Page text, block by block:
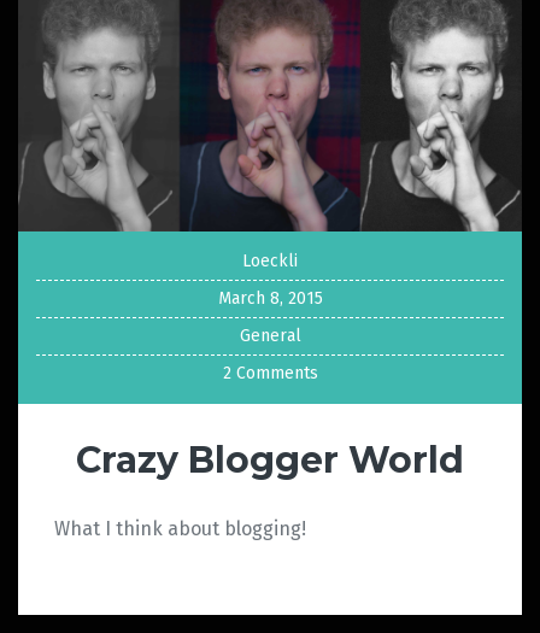
Loeckli
March 8, 2015
General
2 Comments
Crazy Blogger World
What I think about blogging!